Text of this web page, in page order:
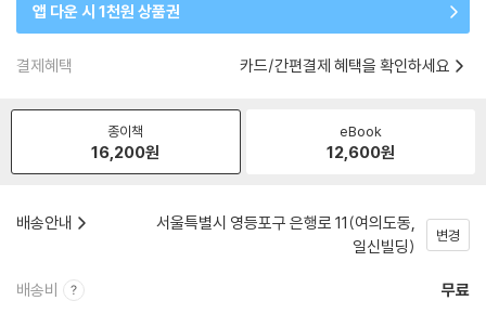
앱 다운 시 1천원 상품권
결제혜택 카드/간편결제 혜택을 확인하세요
종이책
16,200원
eBook
12,600원
배송안내
서울특별시 영등포구 은행로 11(여의도동,
일신빌딩)
변경
배송비 무료